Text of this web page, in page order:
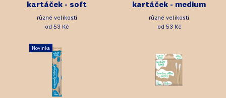
kartáček - soft
různé velikosti
od 53 Kč
kartáček - medium
různé velikosti
od 53 Kč
Novinka